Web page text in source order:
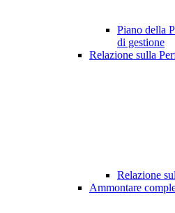
Piano della
di gestione
Relazione sulla
Relazione
Ammontare